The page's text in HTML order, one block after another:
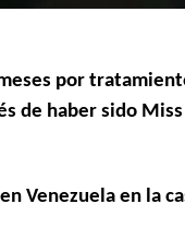
por
de haber sido Miss
Venezuela en la